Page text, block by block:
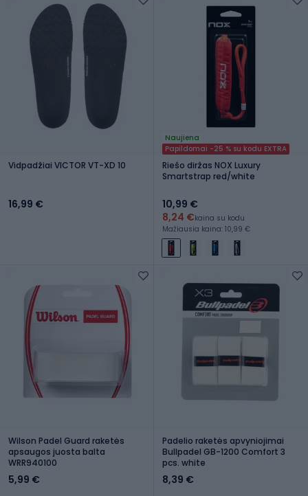
Vidpadžiai VICTOR VT-XD 10
16,99 €
Naujiena
Papildomai -25 % su kodu EXTRA
Riešo diržas NOX Luxury
Smartstrap red/white
10,99 €
8,24 €kaina su kodu
Mažiausia kaina: 10,99 €
Wilson Padel Guard raketės
apsaugos juosta balta
WRR940100
5,99 €
Padelio raketės apvyniojimai
Bullpadel GB-1200 Comfort 3
pcs. white
8,39 €